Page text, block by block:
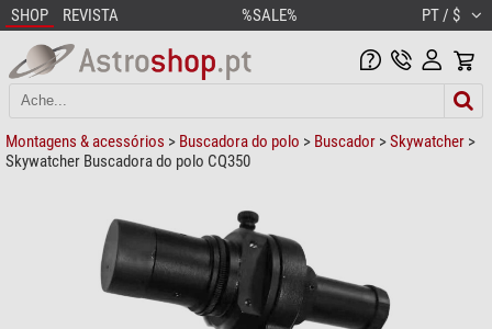
SHOP REVISTA %SALE% PT / $
Montagens & acessórios > Buscadora do polo > Buscador >Skywatcher >
Skywatcher Buscadora do polo CQ350